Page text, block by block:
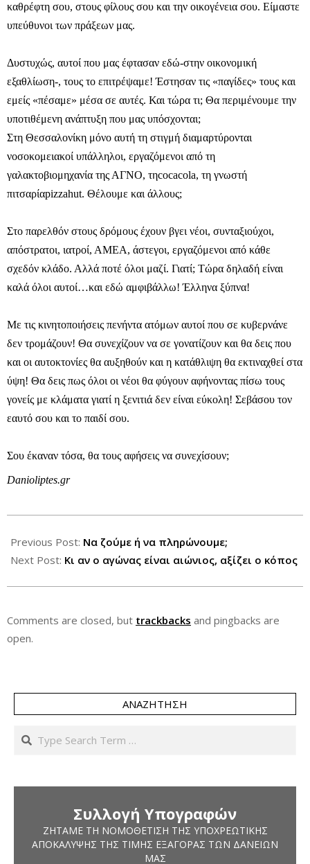
καθρέφτη σου, στους φίλους σου και την οικογένεια σου. Είμαστε
υπεύθυνοι των πράξεων μας.
Δυστυχώς, αυτοί που μας έφτασαν εδώ-στην οικονομική
εξαθλίωση-, τους το επιτρέψαμε! Έστησαν τις «παγίδες» τους και
εμείς «πέσαμε» μέσα σε αυτές. Και τώρα τι; Θα περιμένουμε την
υποτιθέμενη ανάπτυξη που μας υπόσχονται;
Στη Θεσσαλονίκη μόνο αυτή τη στιγμή διαμαρτύρονται
νοσοκομειακοί υπάλληλοι, εργαζόμενοι από τη
γαλακτοβιομηχανία της ΑΓΝΟ, τηcocacola, τη γνωστή
πιτσαρίαpizzahut. Θέλουμε και άλλους;
Στο παρελθόν στους δρόμους έχουν βγει νέοι, συνταξιούχοι,
απόστρατοι, ιατροί, ΑΜΕΑ, άστεγοι, εργαζόμενοι από κάθε
σχεδόν κλάδο. Αλλά ποτέ όλοι μαζί. Γιατί; Τώρα δηλαδή είναι
καλά όλοι αυτοί…και εδώ αμφιβάλλω! Έλληνα ξύπνα!
Με τις κινητοποιήσεις πενήντα ατόμων αυτοί που σε κυβερνάνε
δεν τρομάζουν! Θα συνεχίζουν να σε γονατίζουν και θα δεις που
και οι αυτοκτονίες θα αυξηθούν και η κατάθλιψη θα εκτιναχθεί στα
ύψη! Θα δεις πως όλοι οι νέοι θα φύγουν αφήνοντας πίσω τους
γονείς με κλάματα γιατί η ξενιτιά δεν είναι εύκολη! Σεβάσου τον
εαυτό σου και το παιδί σου.
Σου έκαναν τόσα, θα τους αφήσεις να συνεχίσουν;
Danioliptes.gr
04-
14
Previous Post: Να ζούμε ή να πληρώνουμε;
Next Post: Κι αν ο αγώνας είναι αιώνιος, αξίζει ο κόπος
Comments are closed, but trackbacks and pingbacks are
open.
ΑΝΑΖΉΤΗΣΗ
Search
Συλλογή Υπογραφών
ΖΗΤΆΜΕ ΤΗ ΝΟΜΟΘΈΤΙΣΗ ΤΗΣ ΥΠΟΧΡΕΩΤΙΚΉΣ
ΑΠΟΚΆΛΥΨΗΣ ΤΗΣ ΤΙΜΉΣ ΕΞΑΓΟΡΆΣ ΤΩΝ ΔΑΝΕΊΩΝ
ΜΑΣ